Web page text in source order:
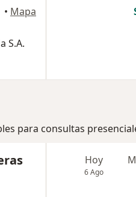
• Mapa
S.A.
para consultas
Hoy
6 Ago